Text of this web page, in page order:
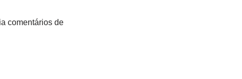
comentários de